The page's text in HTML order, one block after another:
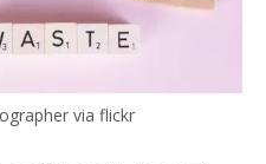
via flickr